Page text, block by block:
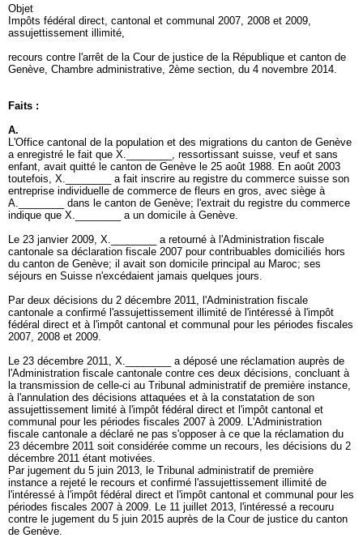
Objet
Impôts fédéral direct, cantonal et communal 2007, 2008 et 2009,
assujettissement illimité,
recours contre l'arrêt de la Cour de justice de la République et canton de
Genève, Chambre administrative, 2ème section, du 4 novembre 2014.
Faits :
A.
L'Office cantonal de la population et des migrations du canton de Genève
a enregistré le fait que X.________, ressortissant suisse, veuf et sans
enfant, avait quitté le canton de Genève le 25 août 1988. En août 2003
toutefois, X.________ a fait inscrire au registre du commerce suisse son
entreprise individuelle de commerce de fleurs en gros, avec siège à
A.________ dans le canton de Genève; l'extrait du registre du commerce
indique que X.________ a un domicile à Genève.
Le 23 janvier 2009, X.________ a retourné à l'Administration fiscale
cantonale sa déclaration fiscale 2007 pour contribuables domiciliés hors
du canton de Genève; il avait son domicile principal au Maroc; ses
séjours en Suisse n'excédaient jamais quelques jours.
Par deux décisions du 2 décembre 2011, l'Administration fiscale
cantonale a confirmé l'assujettissement illimité de l'intéressé à l'impôt
fédéral direct et à l'impôt cantonal et communal pour les périodes fiscales
2007, 2008 et 2009.
Le 23 décembre 2011, X.________ a déposé une réclamation auprès de
l'Administration fiscale cantonale contre ces deux décisions, concluant à
la transmission de celle-ci au Tribunal administratif de première instance,
à l'annulation des décisions attaquées et à la constatation de son
assujettissement limité à l'impôt fédéral direct et l'impôt cantonal et
communal pour les périodes fiscales 2007 à 2009. L'Administration
fiscale cantonale a déclaré ne pas s'opposer à ce que la réclamation du
23 décembre 2011 soit considérée comme un recours, les décisions du 2
décembre 2011 étant motivées.
Par jugement du 5 juin 2013, le Tribunal administratif de première
instance a rejeté le recours et confirmé l'assujettissement illimité de
l'intéressé à l'impôt fédéral direct et l'impôt cantonal et communal pour les
périodes fiscales 2007 à 2009. Le 11 juillet 2013, l'intéressé a recouru
contre le jugement du 5 juin 2015 auprès de la Cour de justice du canton
de Genève.